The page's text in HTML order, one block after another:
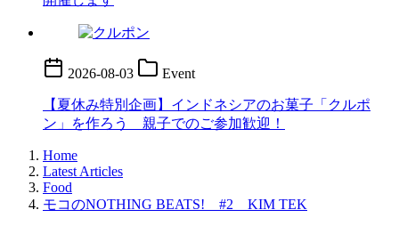
2026-08-03 Event
【夏休み特別企画】インドネシアのお菓子「クルポ
ン」を作ろう 親子でのご参加歓迎！
Home
Latest Articles
Food
モコのNOTHING BEATS! #2 KIM TEK